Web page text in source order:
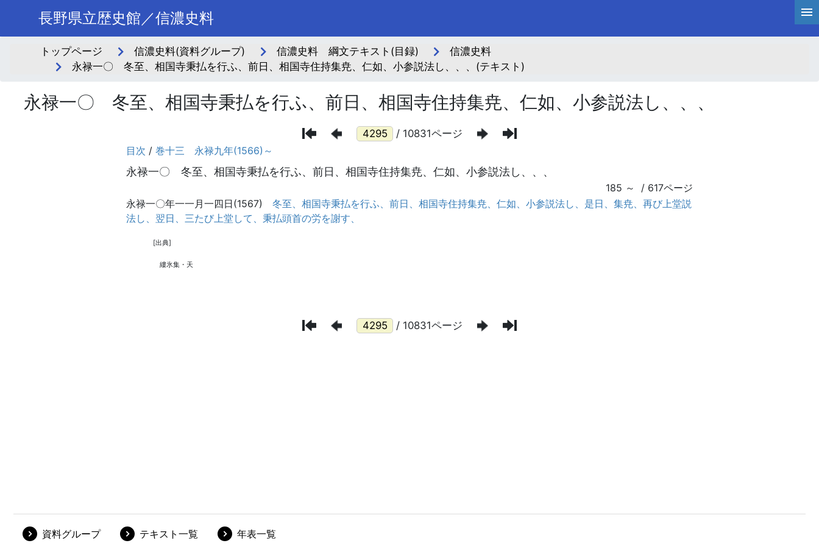
長野県立歴史館／信濃史料
トップページ 信濃史料(資料グループ) 信濃史料 綱文テキスト(目録)
信濃史料
永禄一〇 冬至、相国寺秉払を行ふ、前日、相国寺住持集尭、仁如、小参説法し、、、(テキスト)
永禄一〇 冬至、相国寺秉払を行ふ、前日、相国寺住持集尭、仁如、小参説法し、、、
/ 10831ページ
/ 10831ページ
資料グループ テキスト一覧 年表一覧